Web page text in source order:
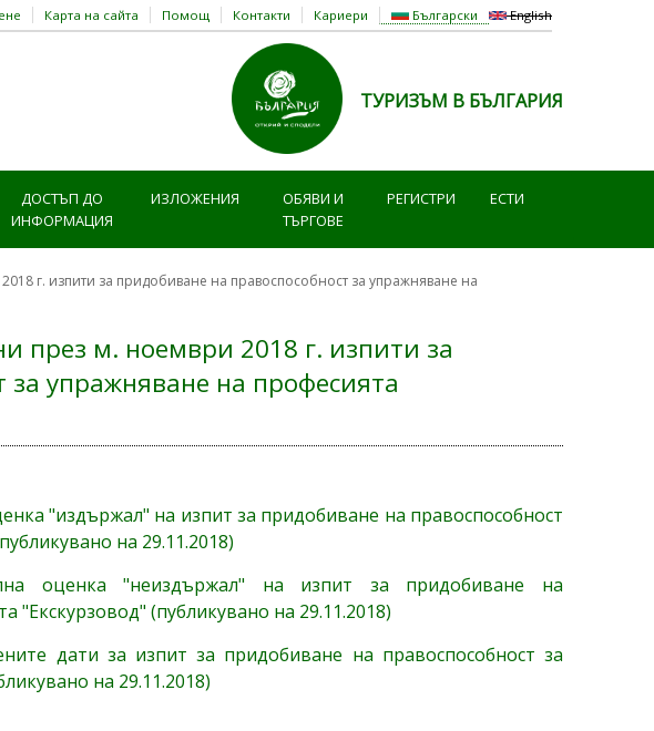
Български English
Карта на сайта Помощ Контакти Кариери
ТУРИЗЪМ В БЪЛГАРИЯ
ДОСТЪП ДО
ИНФОРМАЦИЯ
ИЗЛОЖЕНИЯ
ОБЯВИ И
ТЪРГОВЕ
РЕГИСТРИ ЕСТИ
г. изпити за придобиване на правоспособност за упражняване на
през м. ноември 2018 г. изпити за
упражняване на професията
"издържал" на изпит за придобиване на правоспособност
на 29.11.2018)
оценка "неиздържал" на изпит за придобиване на
"Екскурзовод" (публикувано на 29.11.2018)
дати за изпит за придобиване на правоспособност за
на 29.11.2018)